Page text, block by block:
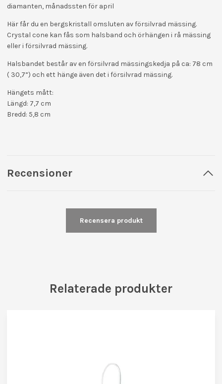
diamanten, månadssten för april
Här får du en bergskristall omsluten av försilvrad mässing.
Crystal cone kan fås som halsband och örhängen i rå mässing
eller i försilvrad mässing.
Halsbandet består av en försilvrad mässingskedja på ca: 78 cm
( 30,7”) och ett hänge även det i försilvrad mässing.
Hängets mått:
Längd: 7,7 cm
Bredd: 5,8 cm
Recensioner
Recensera produkt
Relaterade produkter